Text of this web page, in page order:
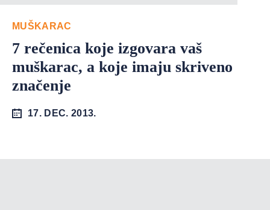
MUŠKARAC
7 rečenica koje izgovara vaš
muškarac, a koje imaju skriveno
značenje
17. DEC. 2013.